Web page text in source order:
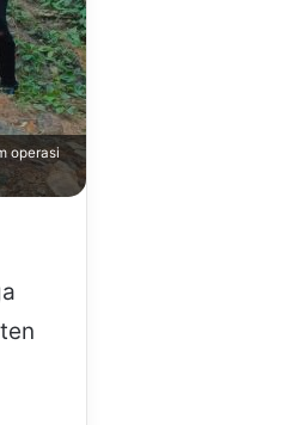
operasi